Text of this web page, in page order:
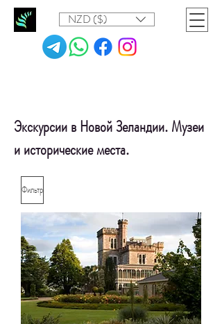
NZD ($)
Экскурсии в Новой Зеландии. Музеи
и исторические места.
Фильтр